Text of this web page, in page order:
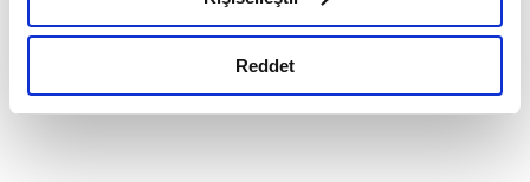
Metnimizi ziyaret edebilirsiniz.
okumak ve sitemizi ziyaretiniz kapsamında
Reddet